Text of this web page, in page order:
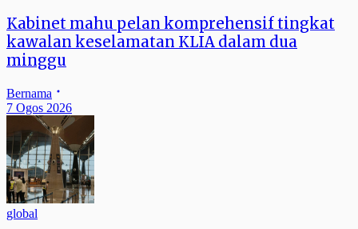
Kabinet mahu pelan komprehensif tingkat
kawalan keselamatan KLIA dalam dua
minggu
Bernama
7 Ogos 2026
global